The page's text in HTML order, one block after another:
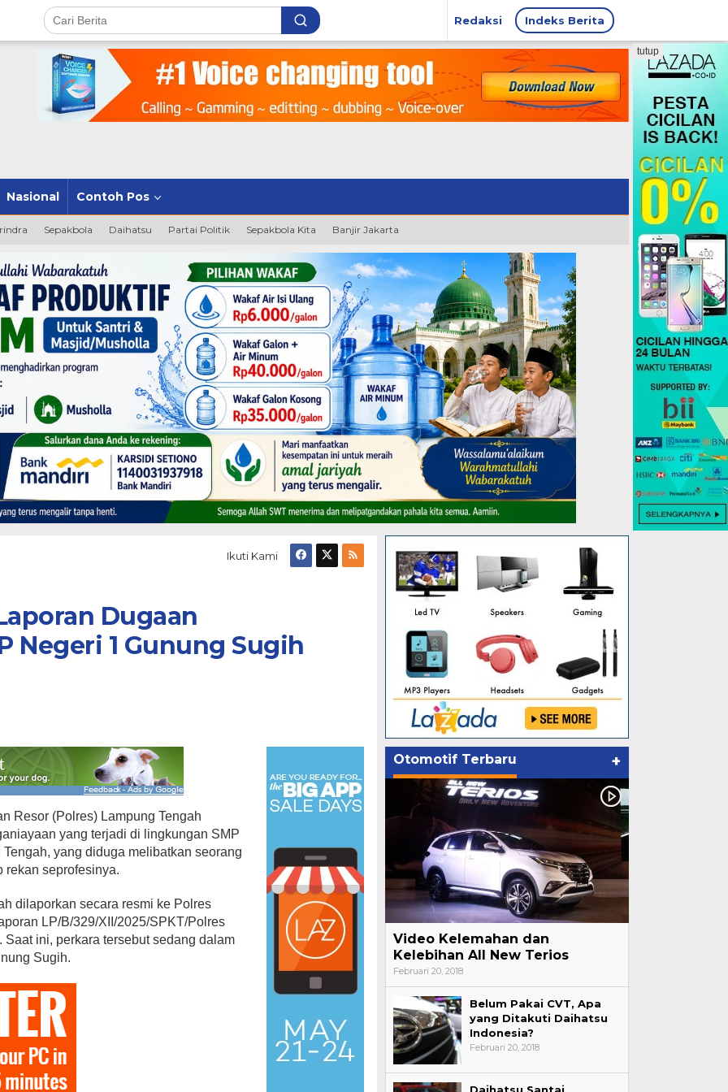
Redaksi Indeks Berita
Nasional Contoh Pos
Sepakbola Daihatsu Partai Politik Sepakbola Kita Banjir Jakarta
tutup
Ikuti Kami
Dugaan
Negeri 1 Gunung Sugih
Resor (Polres) Lampung Tengah
yang terjadi di lingkungan SMP
yang diduga melibatkan seorang
rekan seprofesinya.
dilaporkan secara resmi ke Polres
LP/B/329/XII/2025/SPKT/Polres
Saat ini, perkara tersebut sedang dalam
Sugih.
Otomotif Terbaru +
Video Kelemahan dan
Kelebihan All New Terios
Februari 20, 2018
Belum Pakai CVT, Apa
yang Ditakuti Daihatsu
Indonesia?
Februari 20, 2018